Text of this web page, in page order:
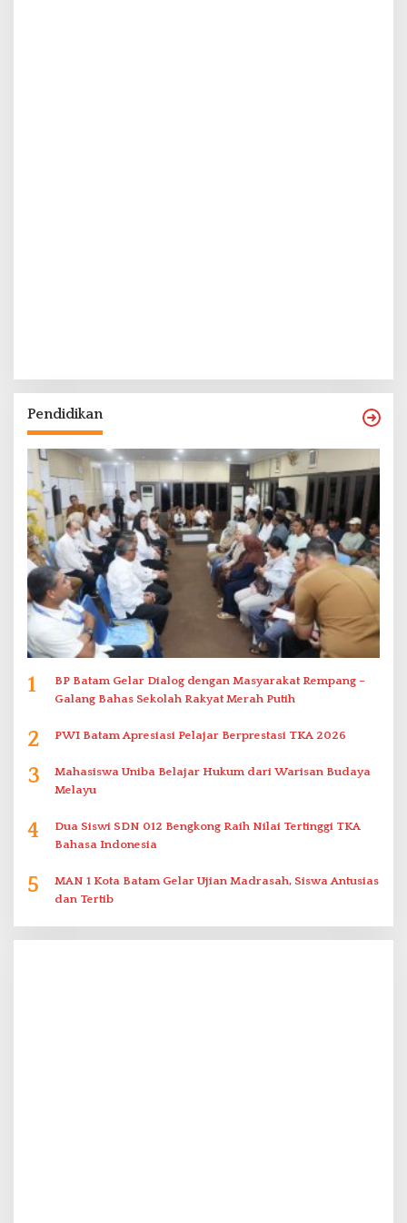
Pendidikan
1
BP Batam Gelar Dialog dengan Masyarakat Rempang –
Galang Bahas Sekolah Rakyat Merah Putih
2 PWI Batam Apresiasi Pelajar Berprestasi TKA 2026
3
Mahasiswa Uniba Belajar Hukum dari Warisan Budaya
Melayu
4
Dua Siswi SDN 012 Bengkong Raih Nilai Tertinggi TKA
Bahasa Indonesia
5
MAN 1 Kota Batam Gelar Ujian Madrasah, Siswa Antusias
dan Tertib